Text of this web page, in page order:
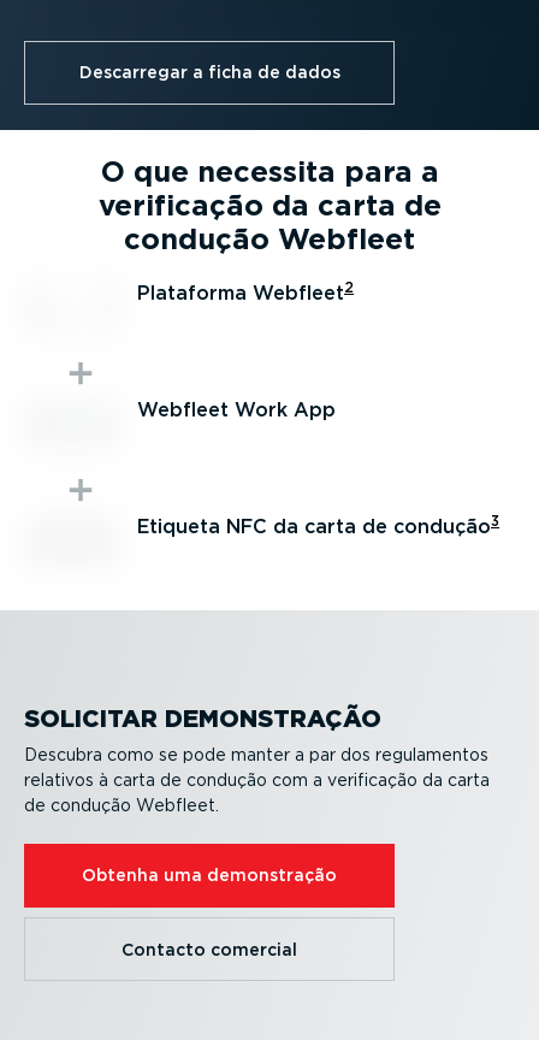
Descarregar a ficha de dados
O que necessita para a
verificação da carta de
condução Webfleet
Plataforma Webfleet2
Webfleet Work App
Etiqueta NFC da carta de condução3
SOLICITAR DEMONS­TRAÇÃO
Descubra como se pode manter a par dos regula­mentos
relativos à carta de condução com a verificação da carta
de condução Webfleet.
Obtenha uma demons­tração
Contacto comercial